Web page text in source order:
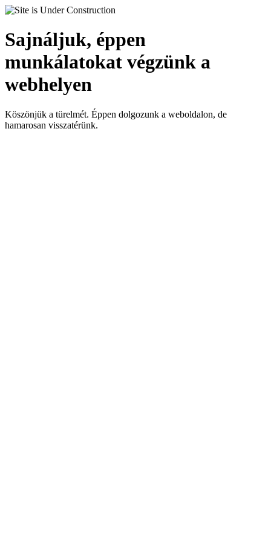
Sajnáljuk, éppen
munkálatokat végzünk a
webhelyen
Köszönjük a türelmét. Éppen dolgozunk a weboldalon, de
hamarosan visszatérünk.